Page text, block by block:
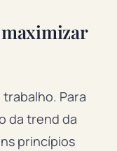
Para
da trend da
princípios